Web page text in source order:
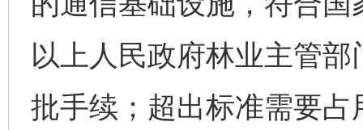
以上人民政府林业主管
批手续；超出标准需要